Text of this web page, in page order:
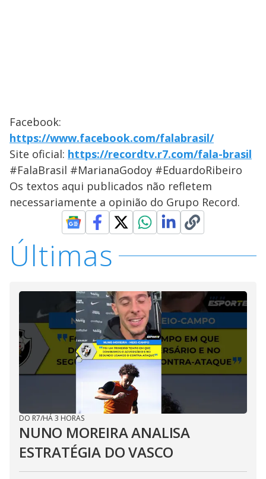
Facebook:
https://www.facebook.com/falabrasil/
Site oficial: https://recordtv.r7.com/fala-brasil
#FalaBrasil #MarianaGodoy #EduardoRibeiro
Os textos aqui publicados não refletem
necessariamente a opinião do Grupo Record.
Últimas
DO R7/HÁ 3 HORAS
NUNO MOREIRA ANALISA
ESTRATÉGIA DO VASCO